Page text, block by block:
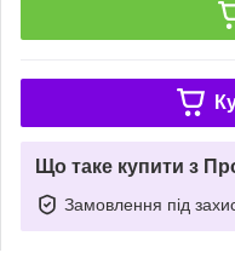
Що таке купити з
Замовлення під